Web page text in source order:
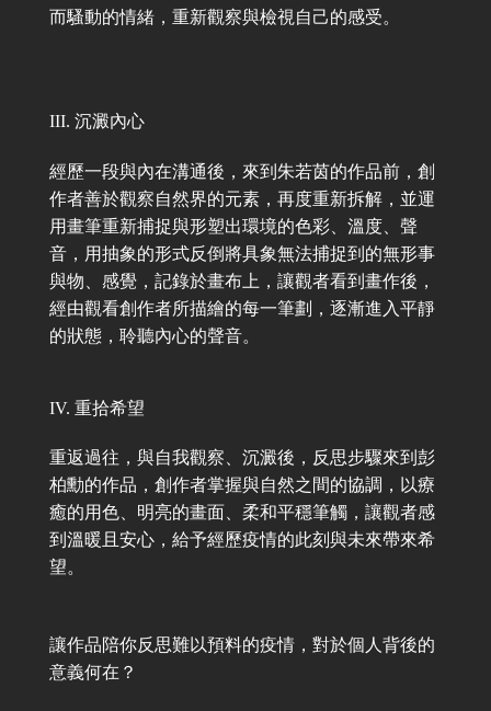
而騷動的情緒，重新觀察與檢視自己的感受。
III. 沉澱內心
經歷一段與內在溝通後，來到朱若茵的作品前，創
作者善於觀察自然界的元素，再度重新拆解，並運
用畫筆重新捕捉與形塑出環境的色彩、溫度、聲
音，用抽象的形式反倒將具象無法捕捉到的無形事
與物、感覺，記錄於畫布上，讓觀者看到畫作後，
經由觀看創作者所描繪的每一筆劃，逐漸進入平靜
的狀態，聆聽內心的聲音。
IV. 重拾希望
重返過往，與自我觀察、沉澱後，反思步驟來到彭
柏勳的作品，創作者掌握與自然之間的協調，以療
癒的用色、明亮的畫面、柔和平穩筆觸，讓觀者感
到溫暖且安心，給予經歷疫情的此刻與未來帶來希
望。
讓作品陪你反思難以預料的疫情，對於個人背後的
意義何在？